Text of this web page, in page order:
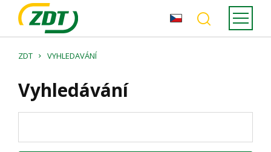
ZDT VYHLEDAVÁNÍ
Vyhledávání